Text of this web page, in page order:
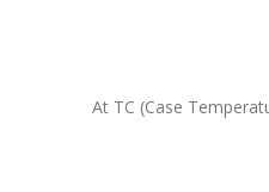
At TC (Case